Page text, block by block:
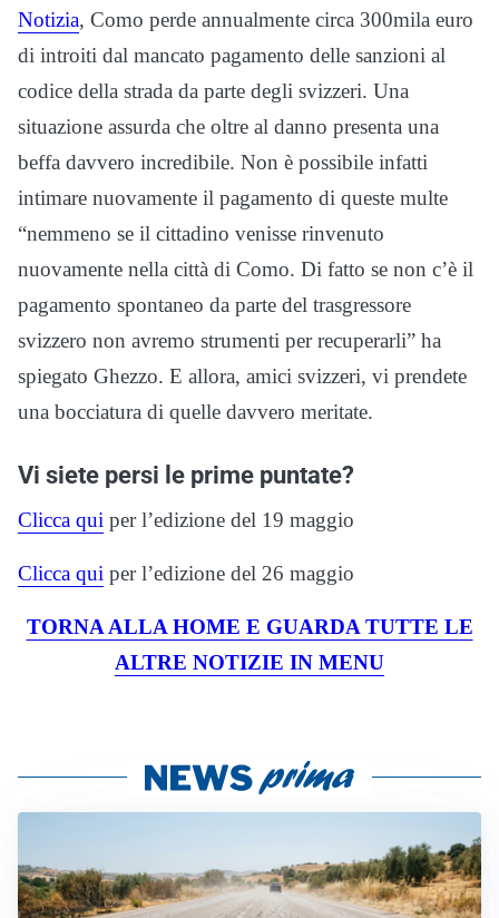
Notizia, Como perde annualmente circa 300mila euro
di introiti dal mancato pagamento delle sanzioni al
codice della strada da parte degli svizzeri. Una
situazione assurda che oltre al danno presenta una
beffa davvero incredibile. Non è possibile infatti
intimare nuovamente il pagamento di queste multe
“nemmeno se il cittadino venisse rinvenuto
nuovamente nella città di Como. Di fatto se non c’è il
pagamento spontaneo da parte del trasgressore
svizzero non avremo strumenti per recuperarli” ha
spiegato Ghezzo. E allora, amici svizzeri, vi prendete
una bocciatura di quelle davvero meritate.
Vi siete persi le prime puntate?
Clicca qui per l’edizione del 19 maggio
Clicca qui per l’edizione del 26 maggio
TORNA ALLA HOME E GUARDA TUTTE LE
ALTRE NOTIZIE IN MENU